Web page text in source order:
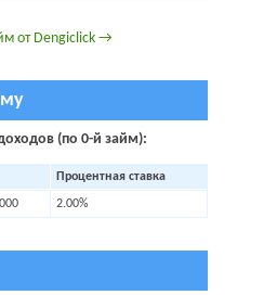
от Dengiclick →
(по 0-й займ):
Процентная ставка
2.00%